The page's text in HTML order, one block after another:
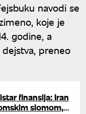
navodi se
koje je
godine, a
preneo
finansija: Iran
slomom,